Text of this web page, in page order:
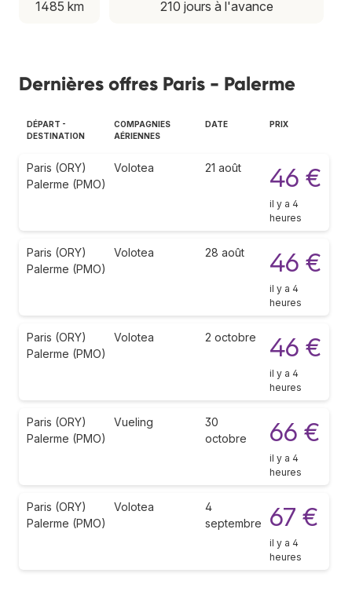
1485 km
210 jours à l'avance
Dernières offres Paris - Palerme
DÉPART -
DESTINATION
COMPAGNIES
AÉRIENNES
DATE PRIX
Paris (ORY)
Palerme (PMO)
Volotea 21 août 46 €
il y a 4
heures
Paris (ORY)
Palerme (PMO)
Volotea 28 août 46 €
il y a 4
heures
Paris (ORY)
Palerme (PMO)
Volotea 2 octobre 46 €
il y a 4
heures
Paris (ORY)
Palerme (PMO)
Vueling
30
octobre
66 €
il y a 4
heures
Paris (ORY)
Palerme (PMO)
Volotea
4
septembre
67 €
il y a 4
heures